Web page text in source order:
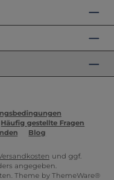
Häufig gestellte Fragen
Blog
und ggf.
angegeben.
Theme by ThemeWare®